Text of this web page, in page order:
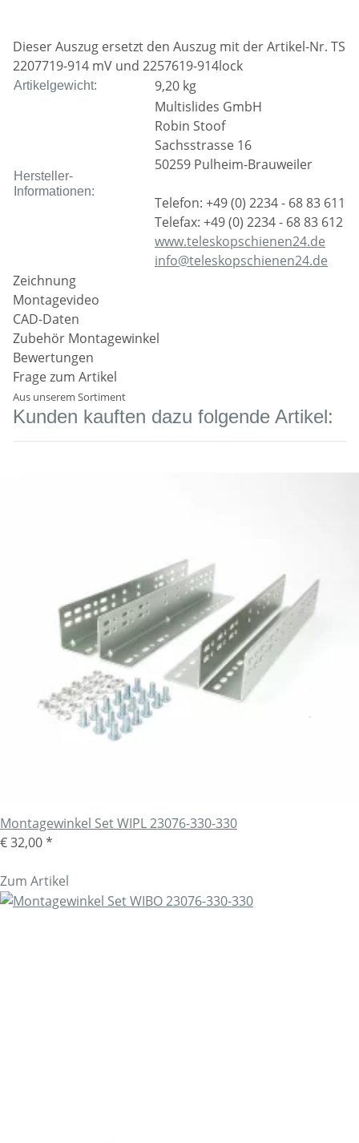
Dieser Auszug ersetzt den Auszug mit der Artikel-Nr. TS
2207719-914 mV und 2257619-914lock
Artikelgewicht: 9,20 kg
Hersteller-
Informationen:
Multislides GmbH
Robin Stoof
Sachsstrasse 16
50259 Pulheim-Brauweiler
Telefon: +49 (0) 2234 - 68 83 611
Telefax: +49 (0) 2234 - 68 83 612
www.teleskopschienen24.de
info@teleskopschienen24.de
Zeichnung
Montagevideo
CAD-Daten
Zubehör Montagewinkel
Bewertungen
Frage zum Artikel
Aus unserem Sortiment
Kunden kauften dazu folgende Artikel:
Montagewinkel Set WIPL 23076-330-330
€ 32,00*
Zum Artikel